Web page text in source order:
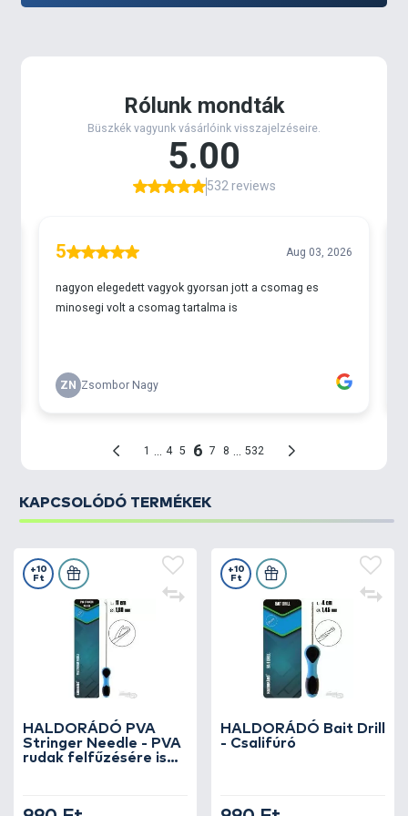
meghúzzuk vele. A kampós részbe kell a hurkot
KAPCSOLÓDÓ TERMÉKEK
HALDORÁDÓ PVA
Stringer Needle - PVA
rudak felfűzésére is
+10
Ft
HALDORÁDÓ Bait Drill
- Csalifúró
+10
Ft